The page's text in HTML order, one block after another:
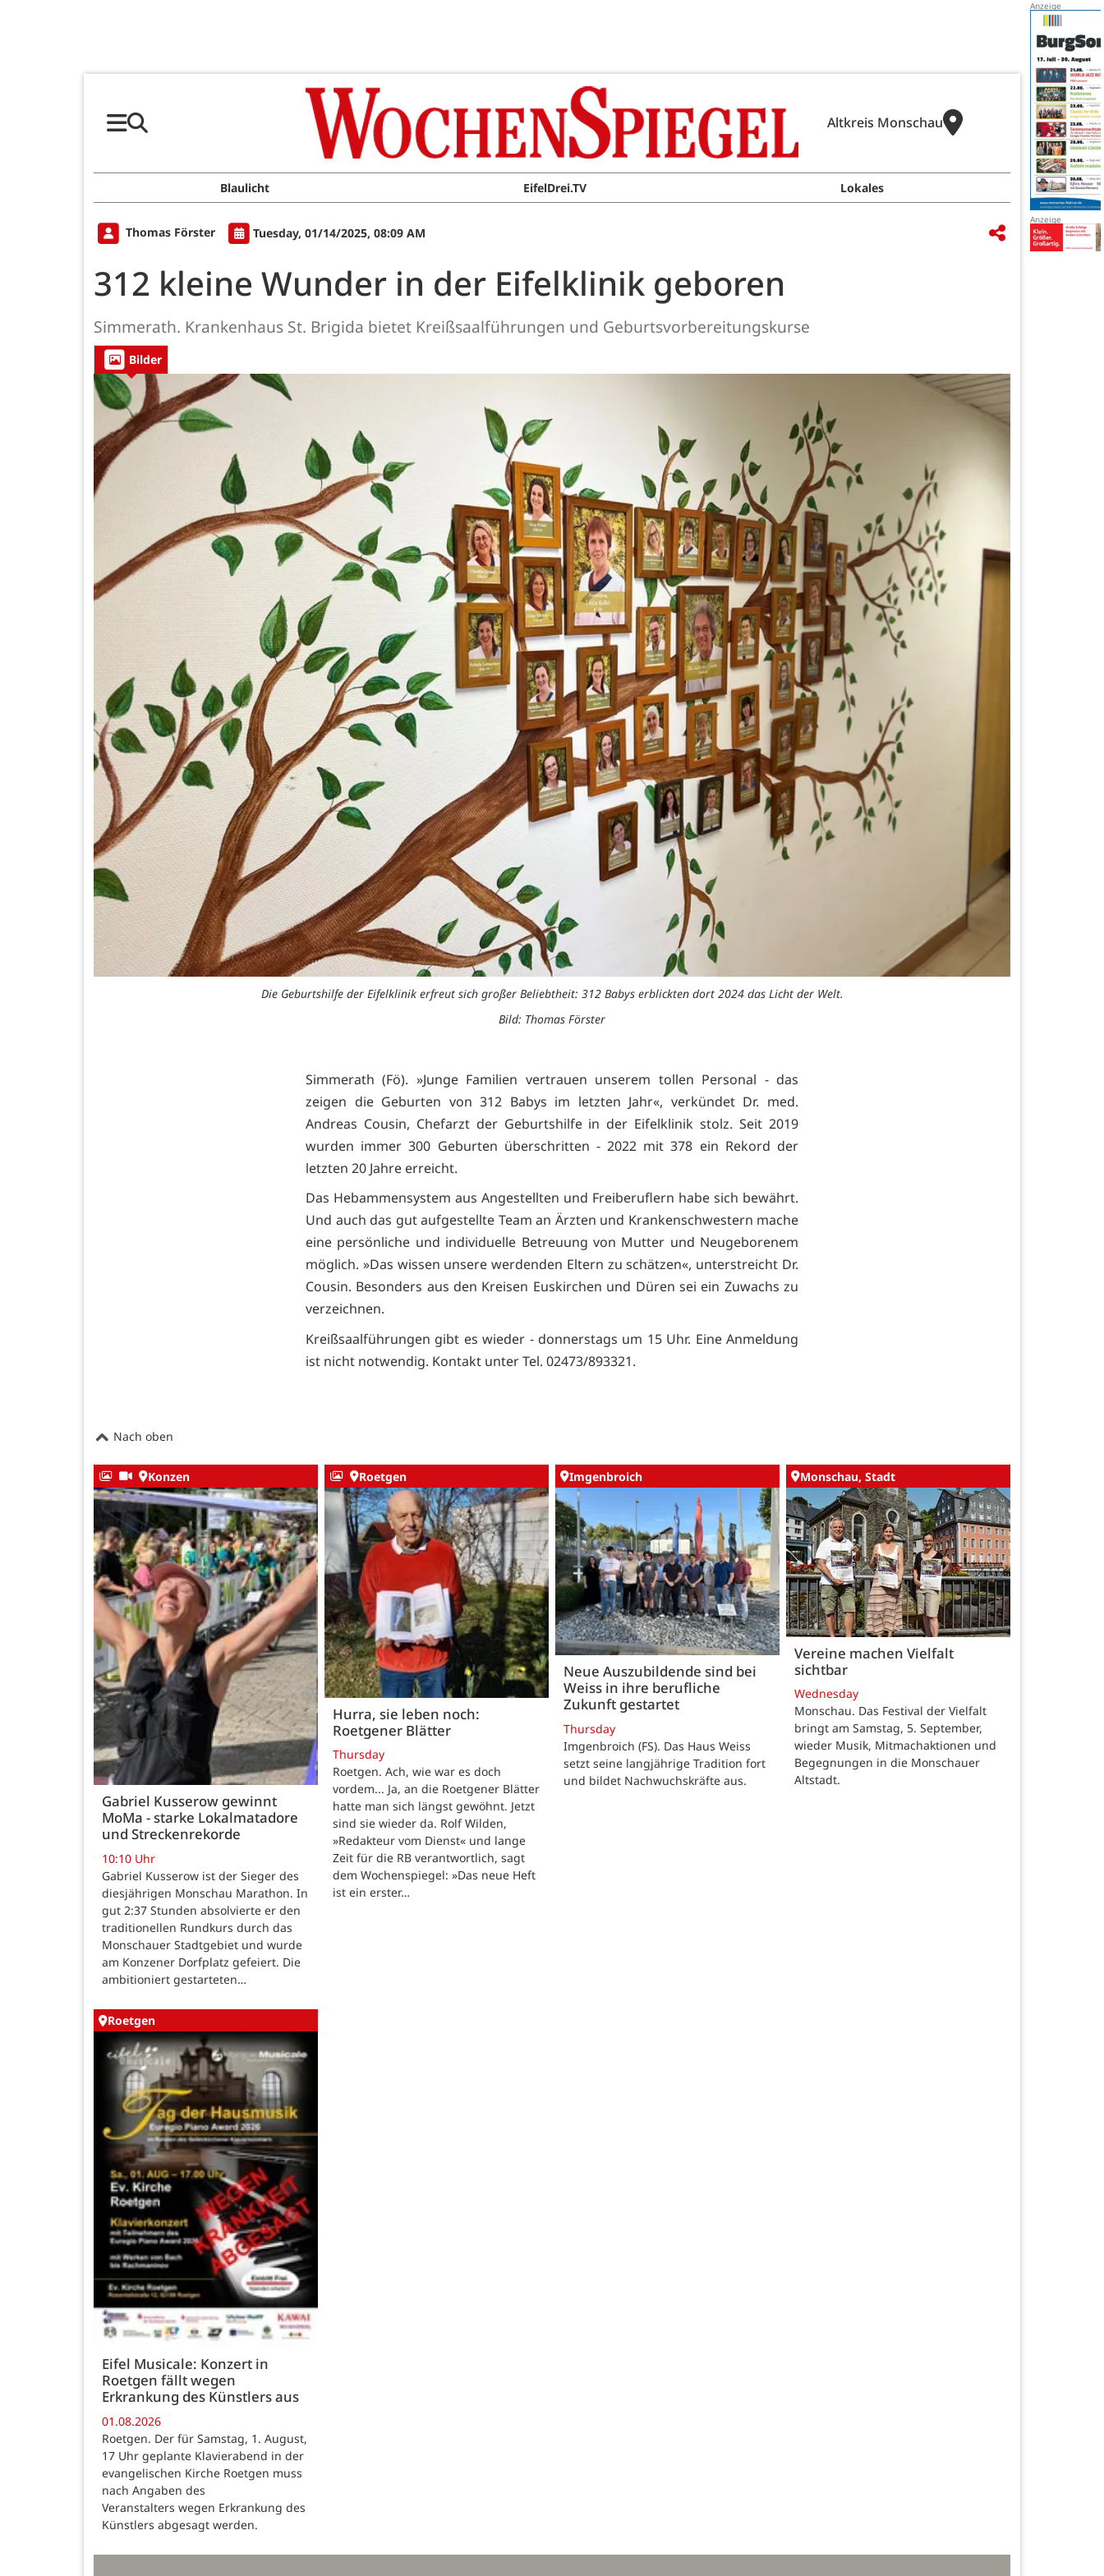
Altkreis Monschau
Blaulicht EifelDrei.TV Lokales
Thomas Förster Tuesday, 01/14/2025, 08:09 AM
312 kleine Wunder in der Eifelklinik geboren
Simmerath. Krankenhaus St. Brigida bietet Kreißsaalführungen und Geburtsvorbereitungskurse
Bilder
Die Geburtshilfe der Eifelklinik erfreut sich großer Beliebtheit: 312 Babys erblickten dort 2024 das Licht der Welt.
Bild: Thomas Förster
Simmerath (Fö). »Junge Familien vertrauen unserem tollen Personal - das
zeigen die Geburten von 312 Babys im letzten Jahr«, verkündet Dr. med.
Andreas Cousin, Chefarzt der Geburtshilfe in der Eifelklinik stolz. Seit 2019
wurden immer 300 Geburten überschritten - 2022 mit 378 ein Rekord der
letzten 20 Jahre erreicht.
Das Hebammensystem aus Angestellten und Freiberuflern habe sich bewährt.
Und auch das gut aufgestellte Team an Ärzten und Krankenschwestern mache
eine persönliche und individuelle Betreuung von Mutter und Neugeborenem
möglich. »Das wissen unsere werdenden Eltern zu schätzen«, unterstreicht Dr.
Cousin. Besonders aus den Kreisen Euskirchen und Düren sei ein Zuwachs zu
verzeichnen.
Kreißsaalführungen gibt es wieder - donnerstags um 15 Uhr. Eine Anmeldung
ist nicht notwendig. Kontakt unter Tel. 02473/893321.
Nach oben
Konzen
Gabriel Kusserow gewinnt
MoMa - starke Lokalmatadore
und Streckenrekorde
10:10 Uhr
Gabriel Kusserow ist der Sieger des
diesjährigen Monschau Marathon. In
gut 2:37 Stunden absolvierte er den
traditionellen Rundkurs durch das
Monschauer Stadtgebiet und wurde
am Konzener Dorfplatz gefeiert. Die
ambitioniert gestarteten…
Roetgen
Hurra, sie leben noch:
Roetgener Blätter
Thursday
Roetgen. Ach, wie war es doch
vordem... Ja, an die Roetgener Blätter
hatte man sich längst gewöhnt. Jetzt
sind sie wieder da. Rolf Wilden,
»Redakteur vom Dienst« und lange
Zeit für die RB verantwortlich, sagt
dem Wochenspiegel: »Das neue Heft
ist ein erster…
Imgenbroich
Neue Auszubildende sind bei
Weiss in ihre berufliche
Zukunft gestartet
Thursday
Imgenbroich (FS). Das Haus Weiss
setzt seine langjährige Tradition fort
und bildet Nachwuchskräfte aus.
Monschau, Stadt
Vereine machen Vielfalt
sichtbar
Wednesday
Monschau. Das Festival der Vielfalt
bringt am Samstag, 5. September,
wieder Musik, Mitmachaktionen und
Begegnungen in die Monschauer
Altstadt.
Roetgen
Eifel Musicale: Konzert in
Roetgen fällt wegen
Erkrankung des Künstlers aus
01.08.2026
Roetgen. Der für Samstag, 1. August,
17 Uhr geplante Klavierabend in der
evangelischen Kirche Roetgen muss
nach Angaben des
Veranstalters wegen Erkrankung des
Künstlers abgesagt werden.